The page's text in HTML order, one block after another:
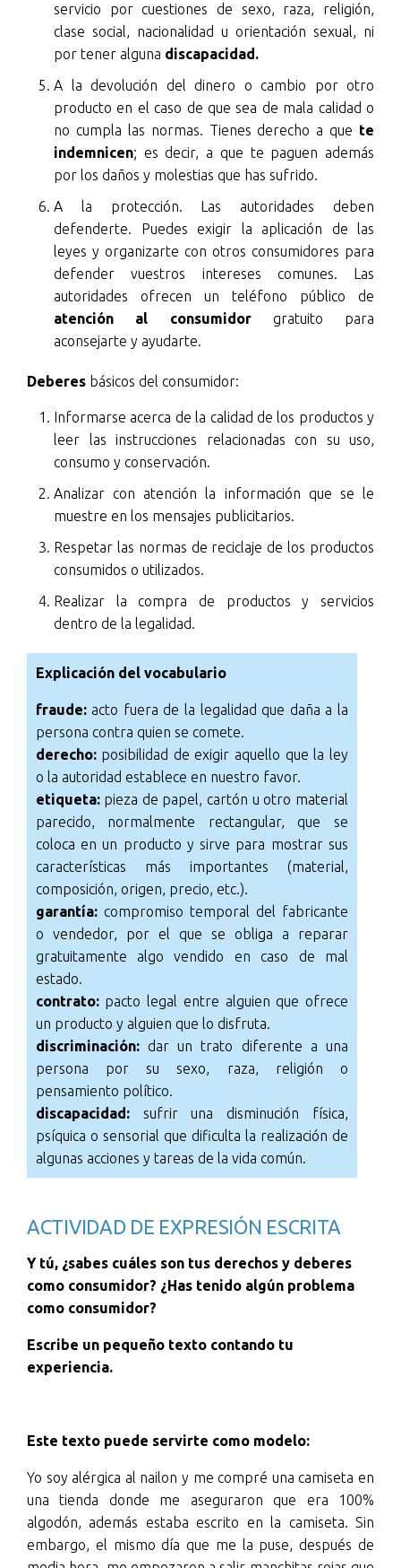
servicio por cuestiones de sexo, raza, religión,
clase social, nacionalidad u orientación sexual, ni
por tener alguna discapacidad.
A la devolución del dinero o cambio por otro
producto en el caso de que sea de mala calidad o
no cumpla las normas. Tienes derecho a que te
indemnicen; es decir, a que te paguen además
por los daños y molestias que has sufrido.
A la protección. Las autoridades deben
defenderte. Puedes exigir la aplicación de las
leyes y organizarte con otros consumidores para
defender vuestros intereses comunes. Las
autoridades ofrecen un teléfono público de
atención al consumidorgratuito para
aconsejarte y ayudarte.
Deberes básicos del consumidor:
Informarse acerca de la calidad de los productos y
leer las instrucciones relacionadas con su uso,
consumo y conservación.
Analizar con atención la información que se le
muestre en los mensajes publicitarios.
Respetar las normas de reciclaje de los productos
consumidos o utilizados.
Realizar la compra de productos y servicios
dentro de la legalidad.
Explicación del vocabulario
fraude: acto fuera de la legalidad que daña a la
persona contra quien se comete.
derecho:posibilidad de exigir aquello que la ley
o la autoridad establece en nuestro favor.
etiqueta:pieza de papel, cartón u otro material
parecido, normalmente rectangular, que se
coloca en un producto y sirve para mostrar sus
características más importantes (material,
composición, origen, precio, etc.).
garantía: compromiso temporal del fabricante
o vendedor, por el que se obliga a reparar
gratuitamente algo vendido en caso de mal
estado.
contrato: pacto legal entre alguien que ofrece
un producto y alguien que lo disfruta.
discriminación: dar un trato diferente a una
persona por su sexo, raza, religión o
pensamiento político.
discapacidad: sufrir una disminución física,
psíquica o sensorial que dificulta la realización de
algunas acciones y tareas de la vida común.
ACTIVIDAD DE EXPRESIÓN ESCRITA
Y tú, ¿sabes cuáles son tus derechos y deberes
como consumidor? ¿Has tenido algún problema
como consumidor?
Escribe un pequeño texto contando tu
experiencia.
Este texto puede servirte como modelo:
Yo soy alérgica al nailon y me compré una camiseta en
una tienda donde me aseguraron que era 100%
algodón, además estaba escrito en la camiseta. Sin
embargo, el mismo día que me la puse, después de